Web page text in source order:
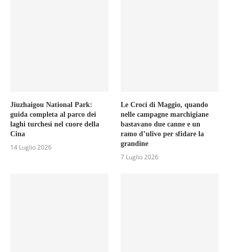
Jiuzhaigou National Park:
guida completa al parco dei
laghi turchesi nel cuore della
Cina
14 Luglio 2026
Le Croci di Maggio, quando
nelle campagne marchigiane
bastavano due canne e un
ramo d’ulivo per sfidare la
grandine
7 Luglio 2026